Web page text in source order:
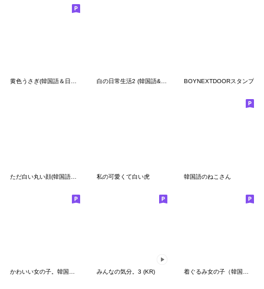
黄色うさぎ(韓国語＆日本語) 白の日常生活2 (韓国語&日本語) BOYNEXTDOORスタンプ
私の可愛くて白い虎 韓国語のねこさん
みんなの気分。3 (KR)